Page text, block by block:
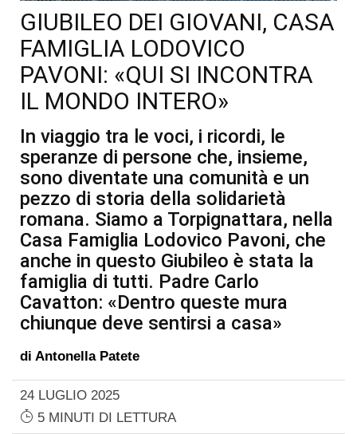
GIUBILEO DEI GIOVANI, CASA
FAMIGLIA LODOVICO
PAVONI: «QUI SI INCONTRA
IL MONDO INTERO»
In viaggio tra le voci, i ricordi, le
speranze di persone che, insieme,
sono diventate una comunità e un
pezzo di storia della solidarietà
romana. Siamo a Torpignattara, nella
Casa Famiglia Lodovico Pavoni, che
anche in questo Giubileo è stata la
famiglia di tutti. Padre Carlo
Cavatton: «Dentro queste mura
chiunque deve sentirsi a casa»
di Antonella Patete
24 LUGLIO 2025
5 MINUTI DI LETTURA